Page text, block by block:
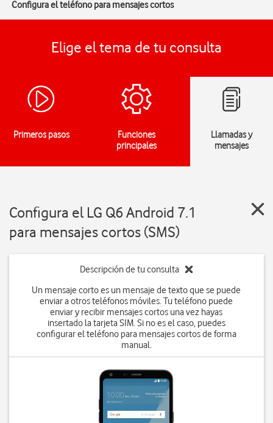
Configura el teléfono para mensajes cortos
Elige el tema de tu consulta
Primeros pasos
Funciones
principales
Llamadas y
mensajes
Configura el LG Q6 Android 7.1
para mensajes cortos (SMS)
Descripción de tu consulta
Un mensaje corto es un mensaje de texto que se puede
enviar a otros teléfonos móviles. Tu teléfono puede
enviar y recibir mensajes cortos una vez hayas
insertado la tarjeta SIM. Si no es el caso, puedes
configurar el teléfono para mensajes cortos de forma
manual.